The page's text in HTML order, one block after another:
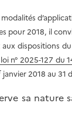
pour 2018, il
dispositions
n° 2025-127 du
janvier 2018 au 31
sa nature